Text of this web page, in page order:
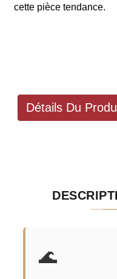
cette pièce tendance.
Détails Du
🌊